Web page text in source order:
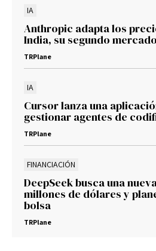
IA
Anthropic adapta los
India, su segundo
TRPlane
IA
Cursor lanza una
gestionar agentes de
TRPlane
FINANCIACIÓN
DeepSeek busca una
millones de dólares y
bolsa
TRPlane